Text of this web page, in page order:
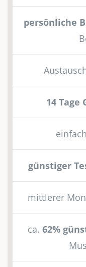
persönliche
14 Tage
günstiger
mittlerer
ca. 62%